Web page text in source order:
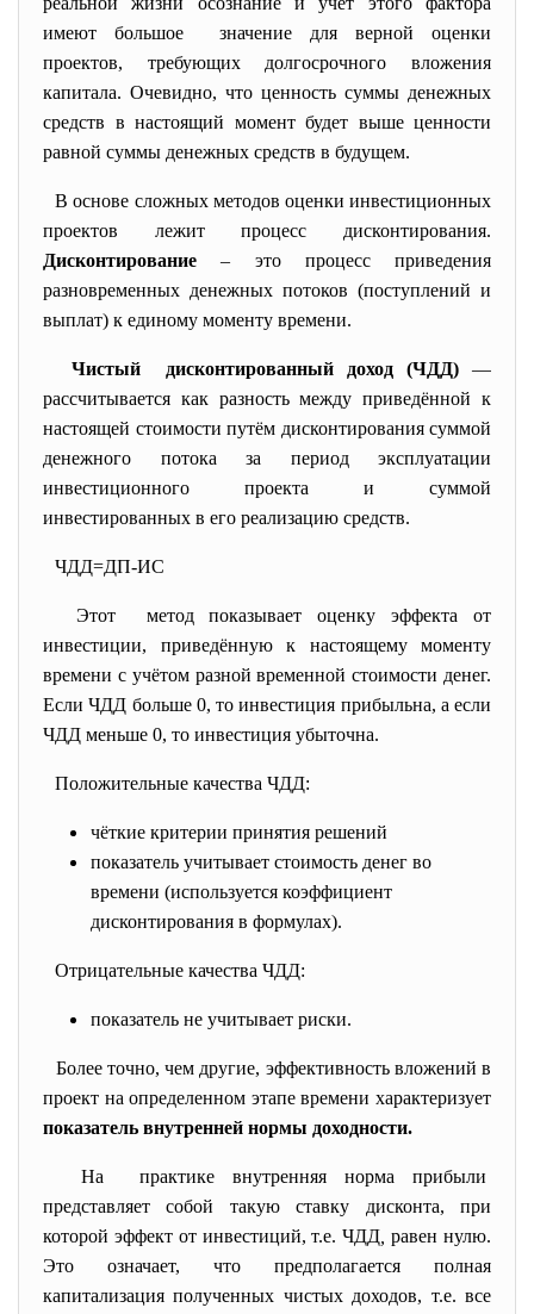
имеют большое значение для верной оценки
проектов, требующих долгосрочного вложения
капитала. Очевидно, что ценность суммы денежных
средств в настоящий момент будет выше ценности
равной суммы денежных средств в будущем.
В основе сложных методов оценки инвестиционных
проектов лежит процесс дисконтирования.
Дисконтирование – это процесс приведения
разновременных денежных потоков (поступлений и
выплат) к единому моменту времени.
Чистый дисконтированный доход (ЧДД) —
рассчитывается как разность между приведённой к
настоящей стоимости путём дисконтирования суммой
денежного потока за период эксплуатации
инвестиционного проекта и суммой
инвестированных в его реализацию средств.
ЧДД=ДП-ИС
Этот метод показывает оценку эффекта от
инвестиции, приведённую к настоящему моменту
времени с учётом разной временной стоимости денег.
Если ЧДД больше 0, то инвестиция прибыльна, а если
ЧДД меньше 0, то инвестиция убыточна.
Положительные качества ЧДД:
чёткие критерии принятия решений
показатель учитывает стоимость денег во
времени (используется коэффициент
дисконтирования в формулах).
Отрицательные качества ЧДД:
показатель не учитывает риски.
Более точно, чем другие, эффективность вложений в
проект на определенном этапе времени характеризует
показатель внутренней нормы доходности.
На практике внутренняя норма прибыли
представляет собой такую ставку дисконта, при
которой эффект от инвестиций, т.е. ЧДД ,равен нулю.
Это означает, что предполагается полная
капитализация полученных чистых доходов, т.е. все